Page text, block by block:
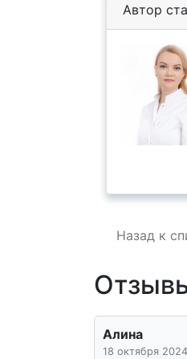
Автор
Назад к
Алина
18 октября